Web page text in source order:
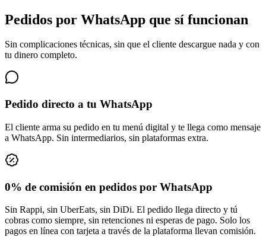
Pedidos por WhatsApp que sí funcionan
Sin complicaciones técnicas, sin que el cliente descargue nada y con
tu dinero completo.
Pedido directo a tu WhatsApp
El cliente arma su pedido en tu menú digital y te llega como mensaje
a WhatsApp. Sin intermediarios, sin plataformas extra.
0% de comisión en pedidos por WhatsApp
Sin Rappi, sin UberEats, sin DiDi. El pedido llega directo y tú
cobras como siempre, sin retenciones ni esperas de pago. Solo los
pagos en línea con tarjeta a través de la plataforma llevan comisión.